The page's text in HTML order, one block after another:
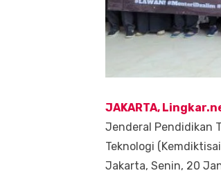
JAKARTA,
Jenderal Pendidikan
Teknologi
Jakarta, Senin, 20